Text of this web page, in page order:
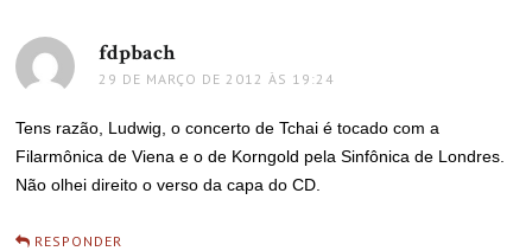
fdpbachdisse:
29 DE MARÇO DE 2012 ÀS 19:24
Tens razão, Ludwig, o concerto de Tchai é tocado com a
Filarmônica de Viena e o de Korngold pela Sinfônica de Londres.
Não olhei direito o verso da capa do CD.
RESPONDER